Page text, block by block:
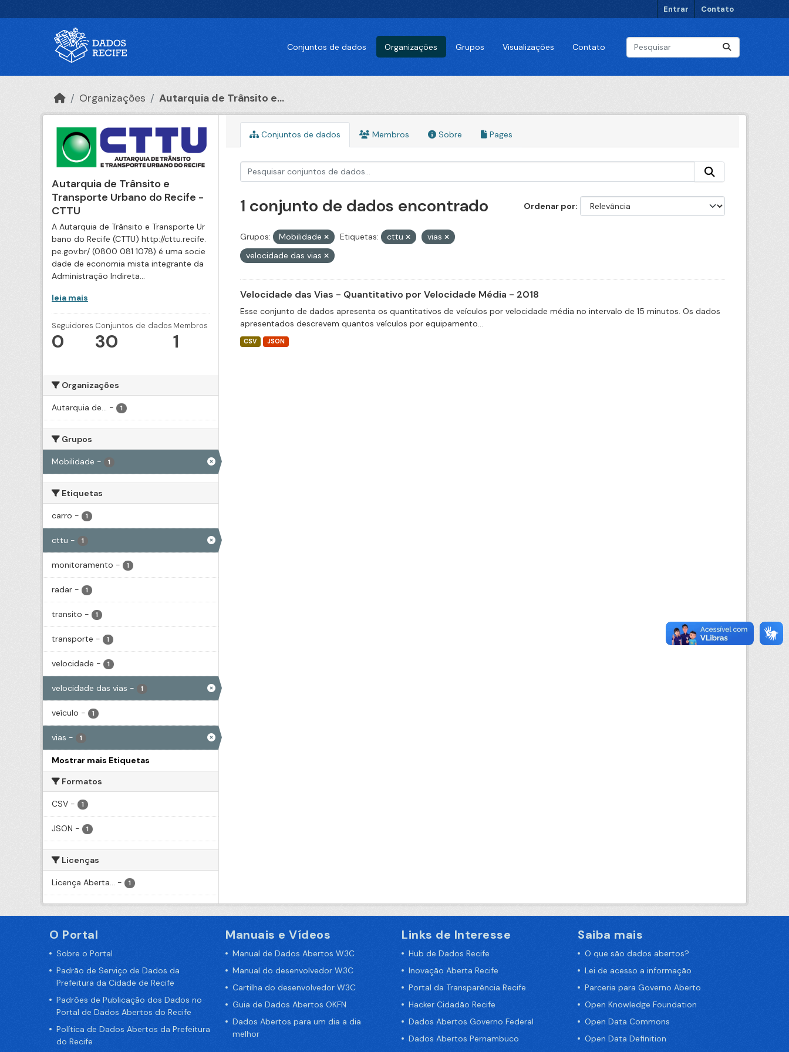
Entrar Contato
Conjuntos de dados Organizações Grupos Visualizações Contato
Organizações Autarquia de Trânsito e...
Autarquia de Trânsito e
Transporte Urbano do Recife -
CTTU
A Autarquia de Trânsito e Transporte Ur
bano do Recife (CTTU) http://cttu.recife.
pe.gov.br/ (0800 081 1078) é uma socie
dade de economia mista integrante da
Administração Indireta...
leia mais
Seguidores
0
Conjuntos de dados
30
Membros
1
Organizações
Autarquia de... - 1
Grupos
Mobilidade - 1
Etiquetas
carro - 1
cttu - 1
monitoramento - 1
radar - 1
transito - 1
transporte - 1
velocidade - 1
velocidade das vias - 1
veículo - 1
vias - 1
Mostrar mais Etiquetas
Formatos
CSV - 1
JSON - 1
Licenças
Licença Aberta... - 1
Conjuntos de dados Membros Sobre Pages
Ordenar por
1 conjunto de dados encontrado
Grupos: Mobilidade Etiquetas: cttu
vias
velocidade das vias
Velocidade das Vias - Quantitativo por Velocidade Média - 2018
Esse conjunto de dados apresenta os quantitativos de veículos por velocidade média no intervalo de 15 minutos. Os dados
apresentados descrevem quantos veículos por equipamento...
CSV JSON
O Portal
Sobre o Portal
Padrão de Serviço de Dados da
Prefeitura da Cidade de Recife
Padrões de Publicação dos Dados no
Portal de Dados Abertos do Recife
Política de Dados Abertos da Prefeitura
do Recife
Manuais e Vídeos
Manual de Dados Abertos W3C
Manual do desenvolvedor W3C
Cartilha do desenvolvedor W3C
Guia de Dados Abertos OKFN
Dados Abertos para um dia a dia
melhor
Links de Interesse
Hub de Dados Recife
Inovação Aberta Recife
Portal da Transparência Recife
Hacker Cidadão Recife
Dados Abertos Governo Federal
Dados Abertos Pernambuco
Saiba mais
O que são dados abertos?
Lei de acesso a informação
Parceria para Governo Aberto
Open Knowledge Foundation
Open Data Commons
Open Data Definition